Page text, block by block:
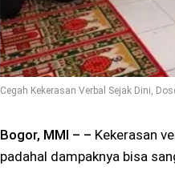
Cegah Kekerasan Verbal Sejak Dini,
Bogor, MMI – – Kekerasan
padahal dampaknya bisa